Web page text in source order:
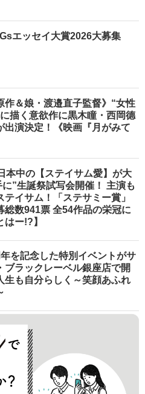
エッセイ大賞2026大募集
作＆娘・渡邉直子監督》“女性
描く意欲作に黒木瞳・西岡德
出演決定！《映画『月がみて
本中の【ステイサム愛】が大
”生誕祭試写会開催！ 主演も
テイサム！「ステサミー賞」
総数941票 全54作品の栄冠に
ー!?】
を記念した特別イベントがサ
ブラックレーベル銀座店で開
も自分らしく～笑顔あふれ